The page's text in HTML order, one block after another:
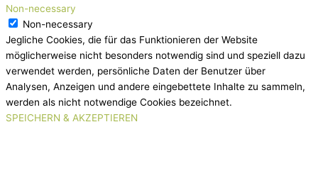
Non-necessary
Non-necessary
Jegliche Cookies, die für das Funktionieren der Website
möglicherweise nicht besonders notwendig sind und speziell dazu
verwendet werden, persönliche Daten der Benutzer über
Analysen, Anzeigen und andere eingebettete Inhalte zu sammeln,
werden als nicht notwendige Cookies bezeichnet.
SPEICHERN & AKZEPTIEREN